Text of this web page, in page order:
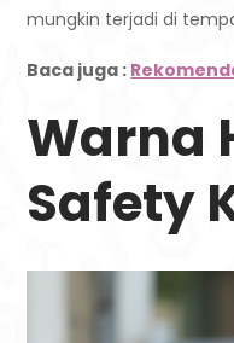
mungkin terjadi di
Baca juga :
Warna
Safety